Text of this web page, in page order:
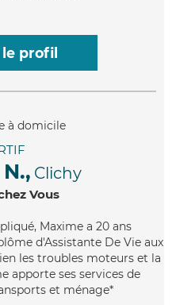
profil
Clichy
Vous
Maxime a 20 ans
d'Assistante De Vie aux
les troubles moteurs et la
apporte ses services de
et ménage*